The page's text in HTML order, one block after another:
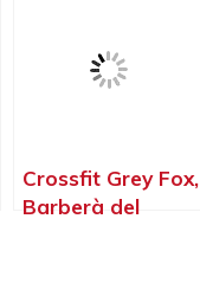
Crossfit Grey Fox,
Barberà del